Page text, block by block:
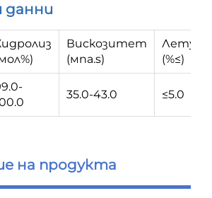
данни
Вискозитет
(мпа.s)
(%≤)
35.0-43.0 ≤5.0
на продукта